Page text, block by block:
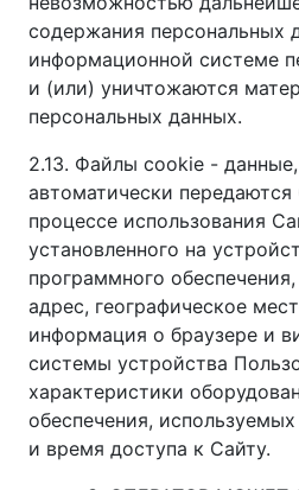
содержания персональных
информационной системе
и (или) уничтожаются
персональных данных.
2.13. Файлы cookie -
автоматически
процессе использования
установленного на
программного
адрес, географическое
информация о браузере и
системы устройства
характеристики
обеспечения,
и время доступа к Сайту.